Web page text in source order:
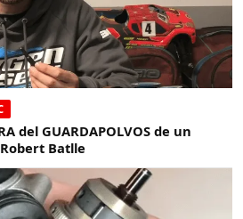
del GUARDAPOLVOS de un
Batlle